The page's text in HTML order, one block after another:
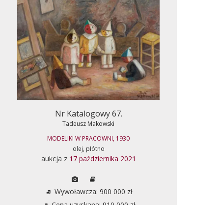
Nr Katalogowy 67.
Tadeusz Makowski
MODELIKI W PRACOWNI, 1930
olej, płótno
aukcja z 17 października 2021
Wywoławcza: 900 000 zł